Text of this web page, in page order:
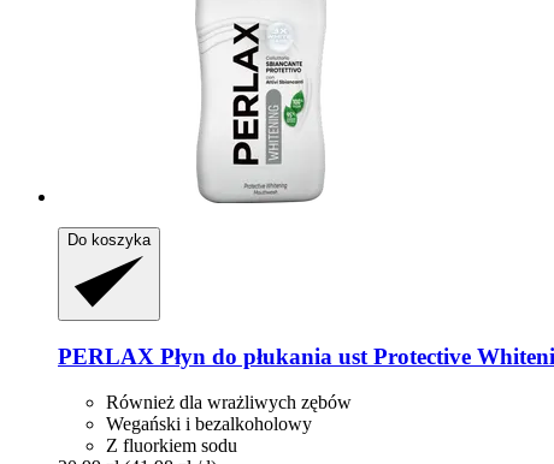
Do koszyka
PERLAX Płyn do płukania ust Protective
Również dla wrażliwych zębów
Wegański i bezalkoholowy
Z fluorkiem sodu